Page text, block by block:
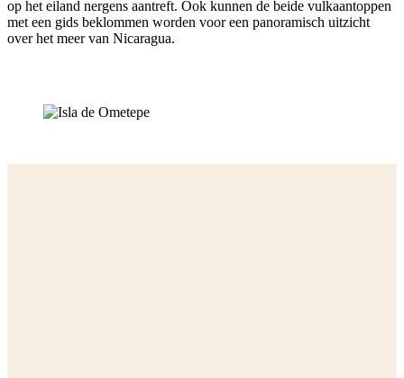
op het eiland nergens aantreft. Ook kunnen de beide vulkaantoppen
met een gids beklommen worden voor een panoramisch uitzicht
over het meer van Nicaragua.